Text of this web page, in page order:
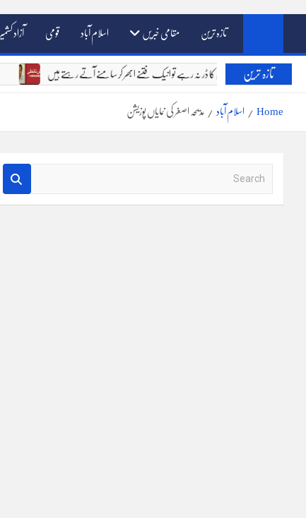
تازہ ترین مقامی خبریں اسلام آباد قومی آزاد کشمیر
تازہ ترین
خالق دو جہاں کے سامنے جواب دہی کا ڈر نہ رہے تو انیک فتنے ابھر کر سامنے آتے رہتے ہیں
Home اسلام آباد مدیحہ اصغر کی نمایاں پوزیشن
a